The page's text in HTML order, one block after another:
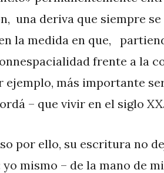
una deriva que siempre
la medida en que,
frente a la
ejemplo, más importante
– que vivir en el siglo XX.
por ello, su escritura no
yo mismo – de la mano de